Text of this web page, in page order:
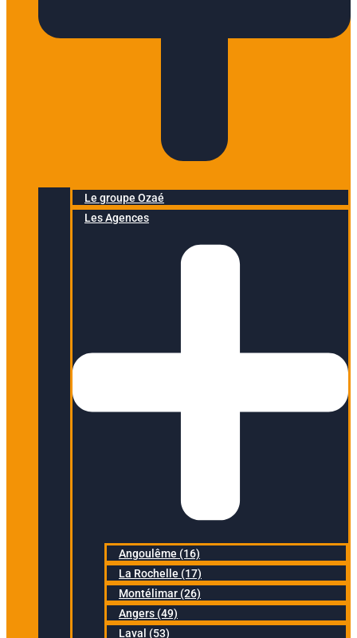
Le groupe Ozaé
Les Agences
Angoulême (16)
La Rochelle (17)
Montélimar (26)
Angers (49)
Laval (53)